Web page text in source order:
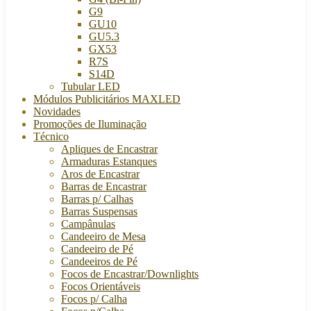
G9
GU10
GU5.3
GX53
R7S
S14D
Tubular LED
Módulos Publicitários MAXLED
Novidades
Promoções de Iluminação
Técnico
Apliques de Encastrar
Armaduras Estanques
Aros de Encastrar
Barras de Encastrar
Barras p/ Calhas
Barras Suspensas
Campânulas
Candeeiro de Mesa
Candeeiro de Pé
Candeeiros de Pé
Focos de Encastrar/Downlights
Focos Orientáveis
Focos p/ Calha